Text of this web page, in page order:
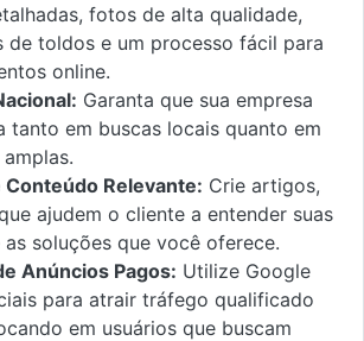
fotos de alta qualidade,
de toldos e um processo fácil para
online.
Garanta que sua empresa
tanto em buscas locais quanto em
Relevante: Crie artigos,
ajudem o cliente a entender suas
as soluções que você oferece.
Anúncios Pagos: Utilize Google
para atrair tráfego qualificado
em usuários que buscam